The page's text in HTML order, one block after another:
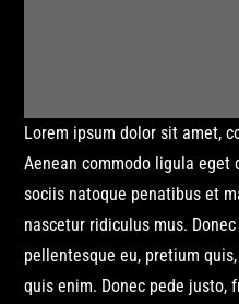
Lorem ipsum dolor sit amet,
Aenean commodo ligula eget
sociis natoque penatibus et
nascetur ridiculus mus.
pellentesque eu, pretium
quis enim. Donec pede justo,